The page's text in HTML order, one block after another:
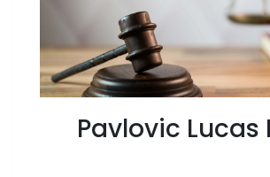
Pavlovic Lucas